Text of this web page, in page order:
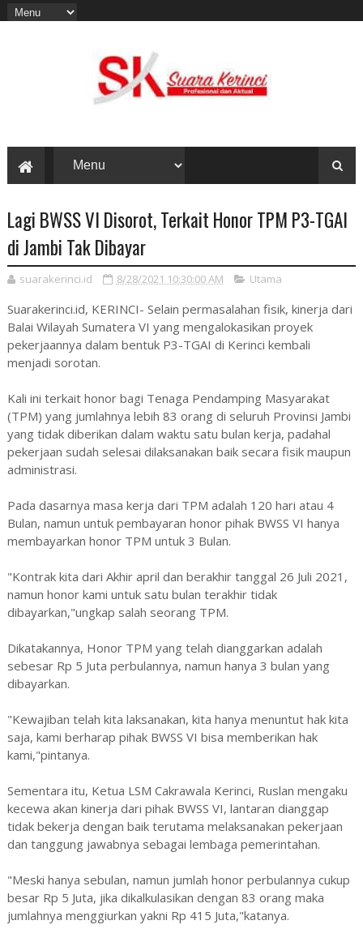
Lagi BWSS VI Disorot, Terkait Honor TPM P3-TGAI
di Jambi Tak Dibayar
suarakerinci.id 8/28/2021 10:30:00 AM Utama
Suarakerinci.id, KERINCI- Selain permasalahan fisik, kinerja dari
Balai Wilayah Sumatera VI yang mengalokasikan proyek
pekerjaannya dalam bentuk P3-TGAI di Kerinci kembali
menjadi sorotan.
Kali ini terkait honor bagi Tenaga Pendamping Masyarakat
(TPM) yang jumlahnya lebih 83 orang di seluruh Provinsi Jambi
yang tidak diberikan dalam waktu satu bulan kerja, padahal
pekerjaan sudah selesai dilaksanakan baik secara fisik maupun
administrasi.
Pada dasarnya masa kerja dari TPM adalah 120 hari atau 4
Bulan, namun untuk pembayaran honor pihak BWSS VI hanya
membayarkan honor TPM untuk 3 Bulan.
"Kontrak kita dari Akhir april dan berakhir tanggal 26 Juli 2021,
namun honor kami untuk satu bulan terakhir tidak
dibayarkan,"ungkap salah seorang TPM.
Dikatakannya, Honor TPM yang telah dianggarkan adalah
sebesar Rp 5 Juta perbulannya, namun hanya 3 bulan yang
dibayarkan.
"Kewajiban telah kita laksanakan, kita hanya menuntut hak kita
saja, kami berharap pihak BWSS VI bisa memberikan hak
kami,"pintanya.
Sementara itu, Ketua LSM Cakrawala Kerinci, Ruslan mengaku
kecewa akan kinerja dari pihak BWSS VI, lantaran dianggap
tidak bekerja dengan baik terutama melaksanakan pekerjaan
dan tanggung jawabnya sebagai lembaga pemerintahan.
"Meski hanya sebulan, namun jumlah honor perbulannya cukup
besar Rp 5 Juta, jika dikalkulasikan dengan 83 orang maka
jumlahnya menggiurkan yakni Rp 415 Juta,"katanya.